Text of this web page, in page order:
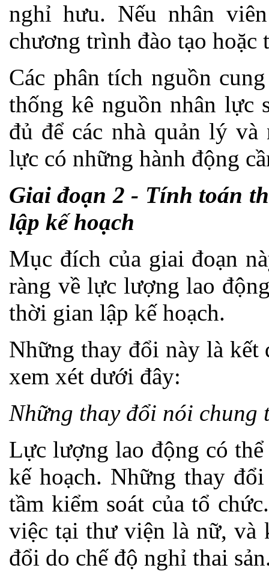
nghỉ hưu. Nếu nhân
chương trình đào tạo hoặc
Các phân tích nguồn
thống kê nguồn nhân lực
đủ để các nhà quản lý
lực có những hành động
Giai đoạn 2 - Tính toán
lập kế hoạch
Mục đích của giai đoạn
ràng về lực lượng lao
thời gian lập kế hoạch.
Những thay đổi này là kết
xem xét dưới đây:
Những thay đổi nói
Lực lượng lao động có
kế hoạch. Những thay
tầm kiểm soát của tổ
việc tại thư viện là nữ, và
đổi do chế độ nghỉ thai